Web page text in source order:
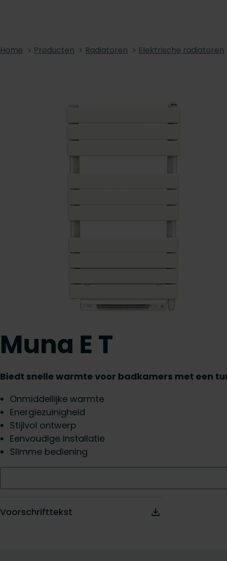
Home Producten Radiatoren Elektrische radiatoren
Muna E T
Biedt snelle warmte voor badkamers met een
Onmiddellijke warmte
Energiezuinigheid
Stijlvol ontwerp
Eenvoudige installatie
Slimme bediening
Voorschrifttekst